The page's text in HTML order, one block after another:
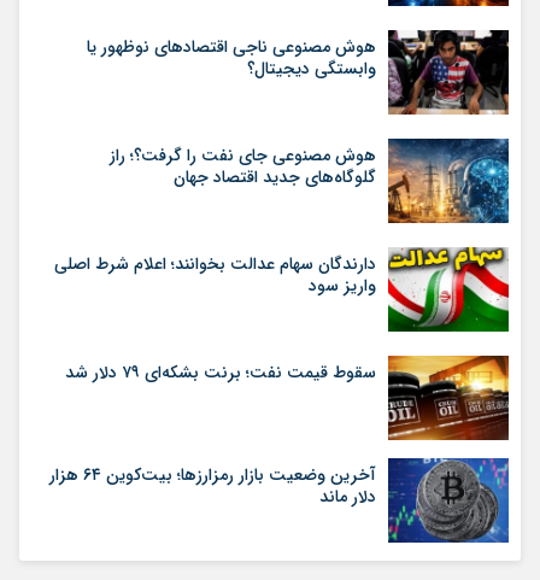
هوش مصنوعی ناجی اقتصادهای نوظهور یا
وابستگی دیجیتال؟
هوش مصنوعی جای نفت را گرفت؟؛ راز
گلوگاه‌های جدید اقتصاد جهان
دارندگان سهام عدالت بخوانند؛ اعلام شرط اصلی
واریز سود
سقوط قیمت نفت؛ برنت بشکه‌ای ۷۹ دلار شد
آخرین وضعیت بازار رمزارزها؛ بیت‌کوین ۶۴ هزار
دلار ماند